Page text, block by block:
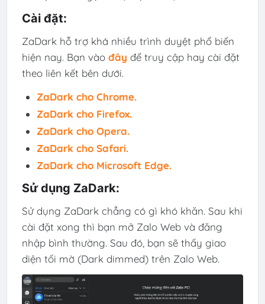
Cài đặt:
ZaDark hỗ trợ khá nhiều trình duyệt phổ biến
hiện nay. Bạn vào đây để truy cập hay cài đặt
theo liên kết bên dưới.
ZaDark cho Chrome.
ZaDark cho Firefox.
ZaDark cho Opera.
ZaDark cho Safari.
ZaDark cho Microsoft Edge.
Sử dụng ZaDark:
Sử dụng ZaDark chẳng có gì khó khăn. Sau khi
cài đặt xong thì bạn mở Zalo Web và đăng
nhập bình thường. Sau đó, bạn sẽ thấy giao
diện tối mờ (Dark dimmed) trên Zalo Web.